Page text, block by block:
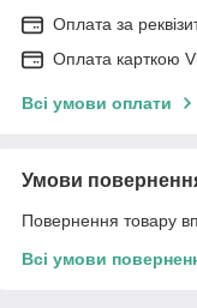
Оплата за
Оплата карткою
Всі умови оплати
Умови
Повернення товару
Всі умови